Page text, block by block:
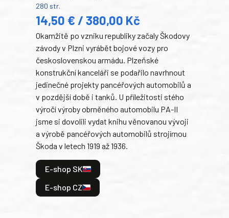
280 str.
14,50 € / 380,00 Kč
Okamžitě po vzniku republiky začaly Škodovy
závody v Plzni vyrábět bojové vozy pro
československou armádu. Plzeňské
konstrukční kanceláři se podařilo navrhnout
jedinečné projekty pancéřových automobilů a
v pozdější době i tanků. U příležitosti stého
výročí výroby obrněného automobilu PA-II
jsme si dovolili vydat knihu věnovanou vývoji
a výrobě pancéřových automobilů strojírnou
Škoda v letech 1919 až 1936.
E-shop SK
E-shop CZ